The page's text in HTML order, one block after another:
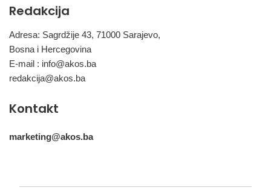
Redakcija
Adresa: Sagrdžije 43, 71000 Sarajevo,
Bosna i Hercegovina
E-mail : info@akos.ba
redakcija@akos.ba
Kontakt
marketing@akos.ba